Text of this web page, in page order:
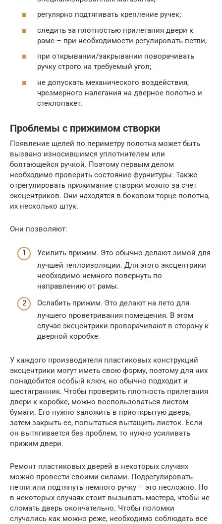
регулярно подтягивать крепление ручек;
следить за плотностью прилегания двери к
раме – при необходимости регулировать петли;
при открывании/закрывании поворачивать
ручку строго на требуемый угол;
не допускать механического воздействия,
чрезмерного налегания на дверное полотно и
стеклопакет.
Проблемы с прижимом створки
Появление щелей по периметру полотна может быть
вызвано износившимся уплотнителем или
болтающейся ручкой. Поэтому первым делом
необходимо проверить состояние фурнитуры. Также
отрегулировать прижимание створки можно за счет
эксцентриков. Они находятся в боковом торце полотна,
их несколько штук.
Они позволяют:
Усилить прижим. Это обычно делают зимой для
лучшей теплоизоляции. Для этого эксцентрики
необходимо немного повернуть по
направлению от рамы.
Ослабить прижим. Это делают на лето для
лучшего проветривания помещения. В этом
случае эксцентрики проворачивают в сторону к
дверной коробке.
У каждого производителя пластиковых конструкций
эксцентрики могут иметь свою форму, поэтому для них
понадобится особый ключ, но обычно подходит и
шестигранник. Чтобы проверить плотность прилегания
двери к коробке, можно воспользоваться листом
бумаги. Его нужно заложить в приоткрытую дверь,
затем закрыть ее, попытаться вытащить листок. Если
он вытягивается без проблем, то нужно усиливать
прижим двери.
Ремонт пластиковых дверей в некоторых случаях
можно провести своими силами. Подрегулировать
петли или подтянуть немного ручку – это несложно. Но
в некоторых случаях стоит вызывать мастера, чтобы не
сломать дверь окончательно. Чтобы поломки
случались как можно реже, необходимо соблюдать все